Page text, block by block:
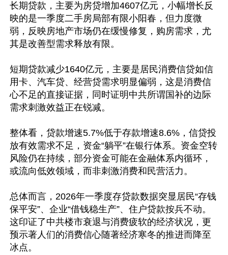
长期贷款，主要为房贷增加4607亿元，小幅增长反
映的是一季度二手房局部有限小阳春，但力度微
弱，反映房地产市场仍在缓慢修复，购房需求，尤
其是改善型需求释放有限。
短期贷款减少1640亿元，主要是居民消费信贷如信
用卡、汽车贷、经营贷需求明显偏弱，这是消费信
心不足的直接证据，同时证明中共所谓国补的边际
需求刺激效益正在锐减。
整体看，贷款增速5.7%低于存款增速8.6%，信贷投
放有效需求不足，资金“躺平”在银行体系。资金空转
风险仍在持续，部分资金可能在金融体系内循环，
或流向低效领域，而非刺激消费和民营活力。
总体而言，2026年一季度存贷款数据突显居民“存钱
保平安”、企业“借钱稳生产”、住户贷款按兵不动。
这印证了中共楼市衰退与消费疲软的经济状况，更
预示著人们的消费信心随著经济寒冬的推进而降至
冰点。